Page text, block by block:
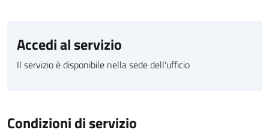
Accedi al servizio
Il servizio è disponibile nella sede dell'ufficio
Condizioni di servizio